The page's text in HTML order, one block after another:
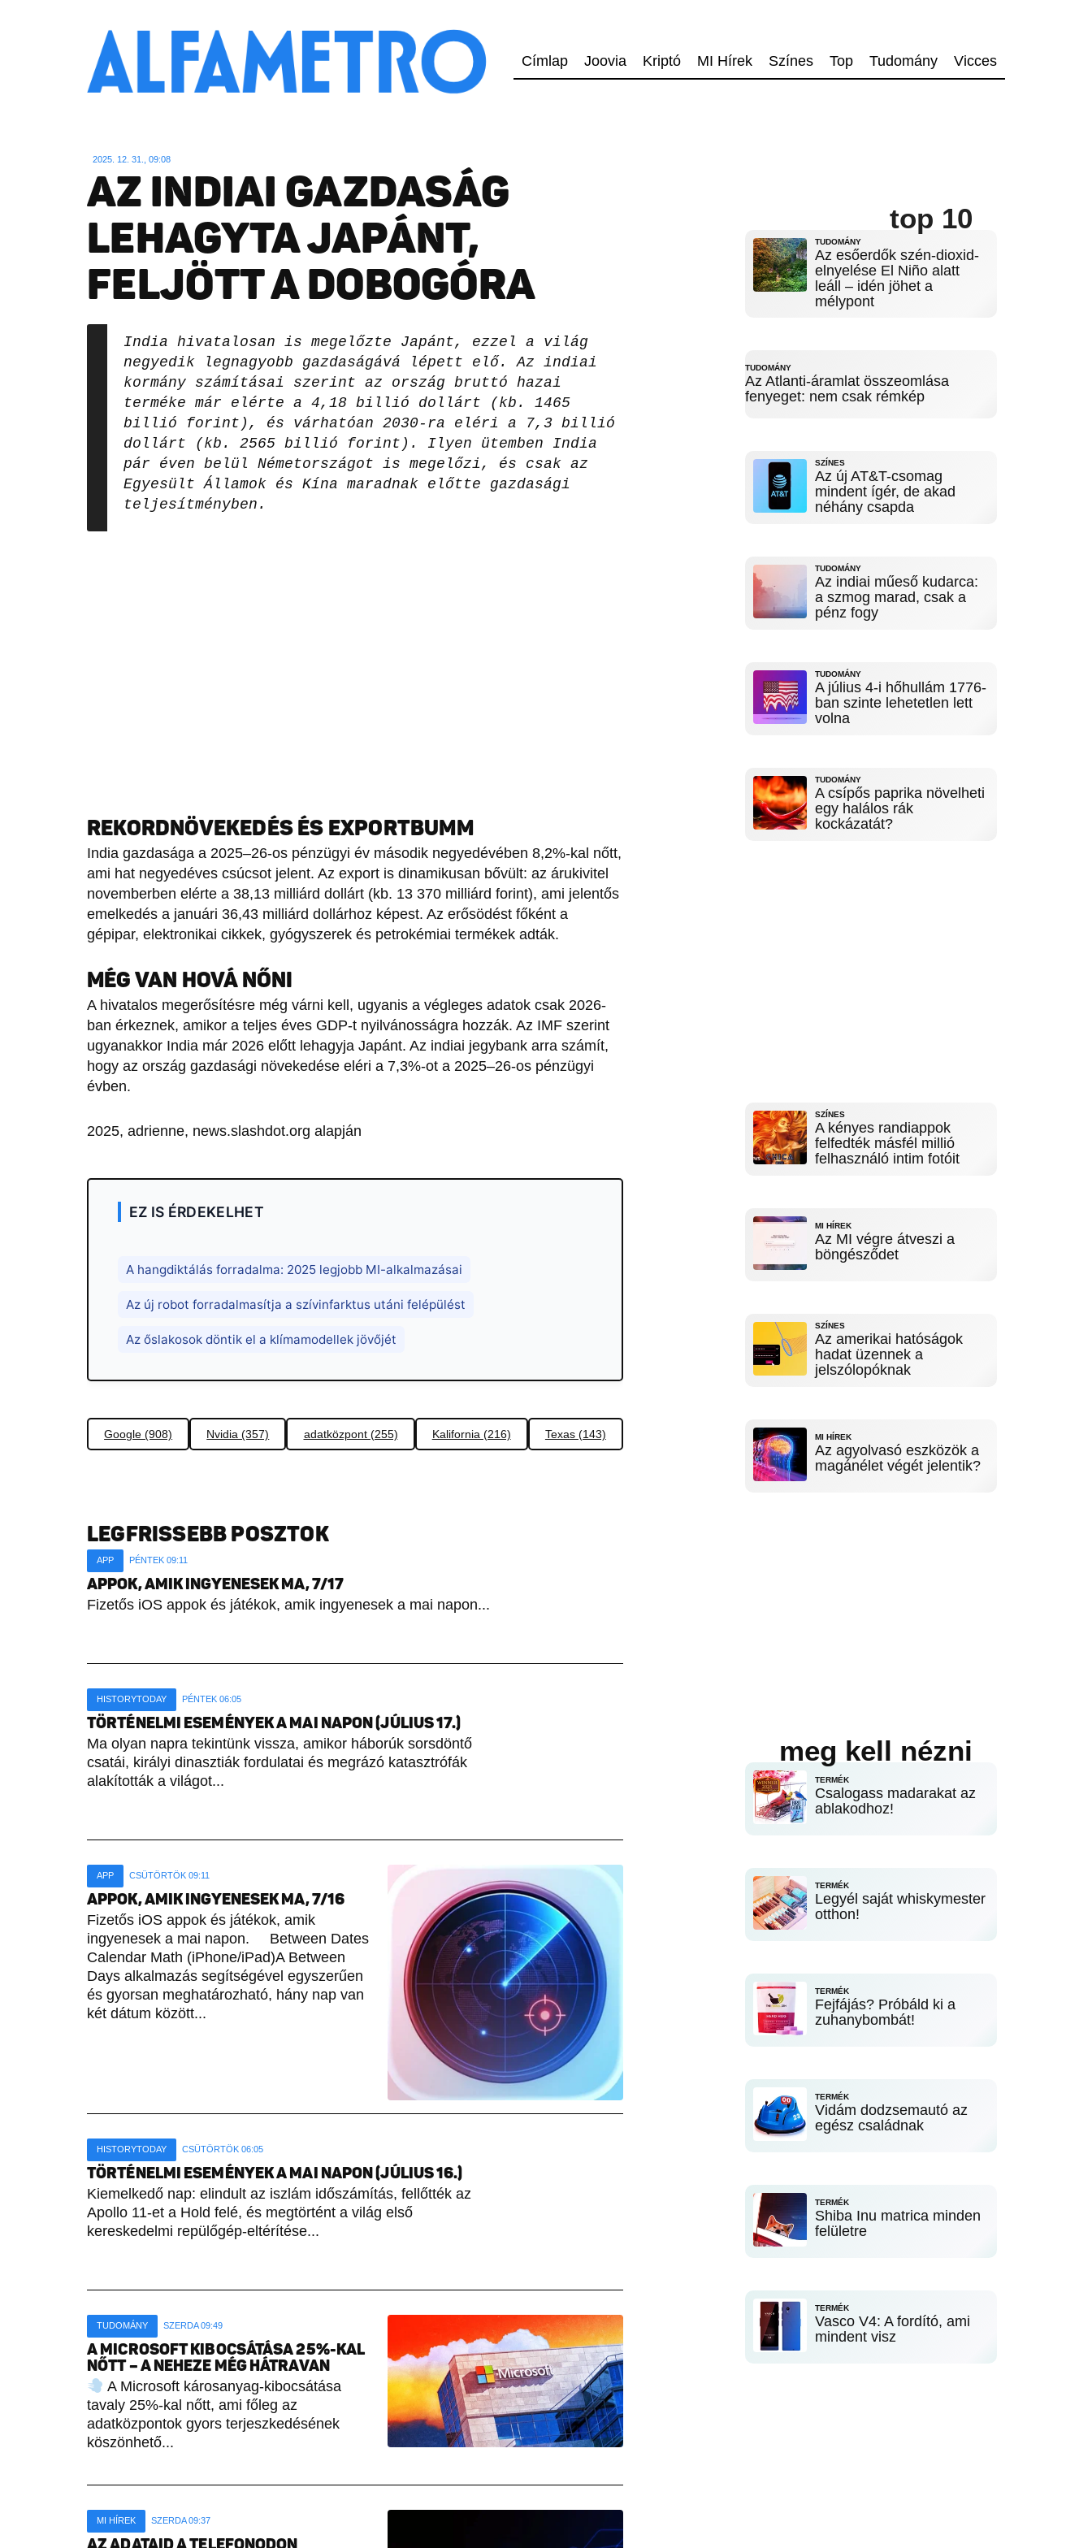
Címlap Joovia Kriptó MI Hírek Színes Top Tudomány Vicces
2025. 12. 31., 09:08
AZ INDIAI GAZDASÁG
LEHAGYTA JAPÁNT,
FELJÖTT A DOBOGÓRA
India hivatalosan is megelőzte Japánt, ezzel a világ
negyedik legnagyobb gazdaságává lépett elő. Az indiai
kormány számításai szerint az ország bruttó hazai
terméke már elérte a 4,18 billió dollárt (kb. 1465
billió forint), és várhatóan 2030-ra eléri a 7,3 billió
dollárt (kb. 2565 billió forint). Ilyen ütemben India
pár éven belül Németországot is megelőzi, és csak az
Egyesült Államok és Kína maradnak előtte gazdasági
teljesítményben.
REKORDNÖVEKEDÉS ÉS EXPORTBUMM
India gazdasága a 2025–26-os pénzügyi év második negyedévében 8,2%-kal nőtt,
ami hat negyedéves csúcsot jelent. Az export is dinamikusan bővült: az árukivitel
novemberben elérte a 38,13 milliárd dollárt (kb. 13 370 milliárd forint), ami jelentős
emelkedés a januári 36,43 milliárd dollárhoz képest. Az erősödést főként a
gépipar, elektronikai cikkek, gyógyszerek és petrokémiai termékek adták.
MÉG VAN HOVÁ NŐNI
A hivatalos megerősítésre még várni kell, ugyanis a végleges adatok csak 2026-
ban érkeznek, amikor a teljes éves GDP-t nyilvánosságra hozzák. Az IMF szerint
ugyanakkor India már 2026 előtt lehagyja Japánt. Az indiai jegybank arra számít,
hogy az ország gazdasági növekedése eléri a 7,3%-ot a 2025–26-os pénzügyi
évben.
2025, adrienne, news.slashdot.org alapján
EZ IS ÉRDEKELHET
A hangdiktálás forradalma: 2025 legjobb MI-alkalmazásai
Az új robot forradalmasítja a szívinfarktus utáni felépülést
Az őslakosok döntik el a klímamodellek jövőjét
Google (908) Nvidia (357) adatközpont (255) Kalifornia (216) Texas (143)
LEGFRISSEBB POSZTOK
APP PÉNTEK 09:11
APPOK, AMIK INGYENESEK MA, 7/17
Fizetős iOS appok és játékok, amik ingyenesek a mai napon...
HISTORYTODAY PÉNTEK 06:05
TÖRTÉNELMI ESEMÉNYEK A MAI NAPON (JÚLIUS 17.)
Ma olyan napra tekintünk vissza, amikor háborúk sorsdöntő
csatái, királyi dinasztiák fordulatai és megrázó katasztrófák
alakították a világot...
APP CSÜTÖRTÖK 09:11
APPOK, AMIK INGYENESEK MA, 7/16
Fizetős iOS appok és játékok, amik
ingyenesek a mai napon. Between Dates
Calendar Math (iPhone/iPad)A Between
Days alkalmazás segítségével egyszerűen
és gyorsan meghatározható, hány nap van
két dátum között...
HISTORYTODAY CSÜTÖRTÖK 06:05
TÖRTÉNELMI ESEMÉNYEK A MAI NAPON (JÚLIUS 16.)
Kiemelkedő nap: elindult az iszlám időszámítás, fellőtték az
Apollo 11-et a Hold felé, és megtörtént a világ első
kereskedelmi repülőgép-eltérítése...
TUDOMÁNY SZERDA 09:49
A MICROSOFT KIBOCSÁTÁSA 25%-KAL
NŐTT – A NEHEZE MÉG HÁTRAVAN
A Microsoft károsanyag-kibocsátása
tavaly 25%-kal nőtt, ami főleg az
adatközpontok gyors terjeszkedésének
köszönhető...
MI HÍREK SZERDA 09:37
top 10
TUDOMÁNY
Az esőerdők szén-dioxid-
elnyelése El Niño alatt
leáll – idén jöhet a
mélypont
TUDOMÁNY
Az Atlanti-áramlat összeomlása
fenyeget: nem csak rémkép
SZÍNES
Az új AT&T-csomag
mindent ígér, de akad
néhány csapda
TUDOMÁNY
Az indiai műeső kudarca:
a szmog marad, csak a
pénz fogy
TUDOMÁNY
A július 4-i hőhullám 1776-
ban szinte lehetetlen lett
volna
TUDOMÁNY
A csípős paprika növelheti
egy halálos rák
kockázatát?
SZÍNES
A kényes randiappok
felfedték másfél millió
felhasználó intim fotóit
MI HÍREK
Az MI végre átveszi a
böngésződet
SZÍNES
Az amerikai hatóságok
hadat üzennek a
jelszólopóknak
MI HÍREK
Az agyolvasó eszközök a
magánélet végét jelentik?
meg kell nézni
TERMÉK
Csalogass madarakat az
ablakodhoz!
TERMÉK
Legyél saját whiskymester
otthon!
TERMÉK
Fejfájás? Próbáld ki a
zuhanybombát!
TERMÉK
Vidám dodzsemautó az
egész családnak
TERMÉK
Shiba Inu matrica minden
felületre
TERMÉK
Vasco V4: A fordító, ami
mindent visz